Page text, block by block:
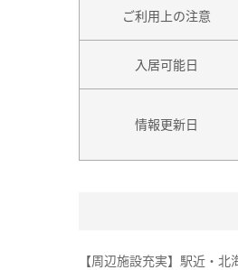
ご利用上の注意
入居可能日
情報更新日
【周辺施設充実】駅近・